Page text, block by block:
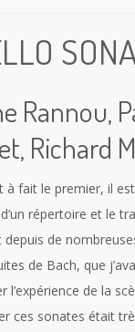
Rannou,
Richard
à fait le premier, il
répertoire et le
de
de Bach, que
de la
ces sonates était